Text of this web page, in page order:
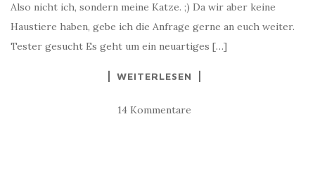
Also nicht ich, sondern meine Katze. ;) Da wir aber keine
Haustiere haben, gebe ich die Anfrage gerne an euch weiter.
Tester gesucht Es geht um ein neuartiges […]
WEITERLESEN
14 Kommentare